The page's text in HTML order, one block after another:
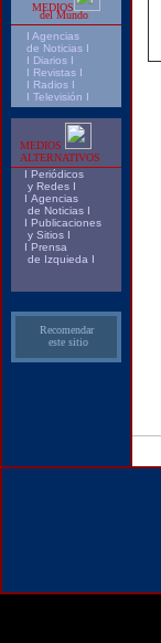
MEDIOS
del Mundo
I Agencias
de Noticias I
I Diarios I
I Revistas I
I Radios I
I Televisión I
MEDIOS
ALTERNATIVOS
I Periódicos
y Redes I
I Agencias
de Noticias I
I Publicaciones
y Sitios I
I Prensa
de Izquieda I
Recomendar
este sitio